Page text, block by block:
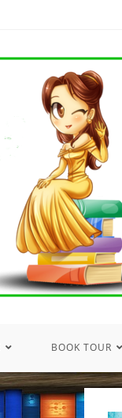
BOOK TOUR